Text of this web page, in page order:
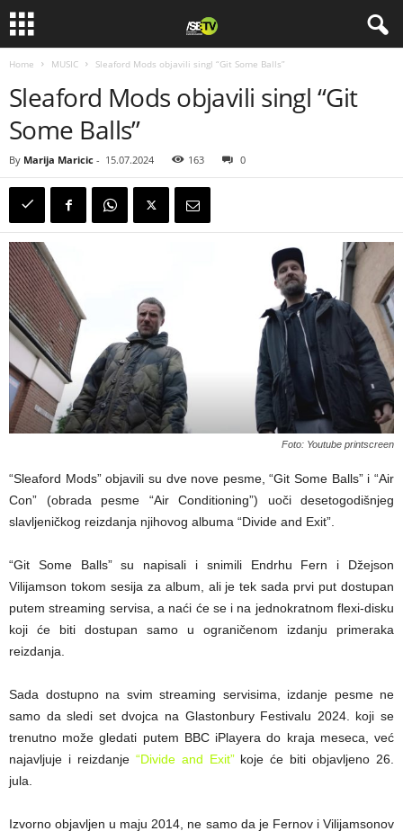
Home MUSIC Sleaford Mods objavili singl “Git Some Balls”
Sleaford Mods objavili singl “Git
Some Balls”
By Marija Maricic - 15.07.2024 163 0
Foto: Youtube printscreen
“Sleaford Mods” objavili su dve nove pesme, “Git Some Balls” i “Air
Con” (obrada pesme “Air Conditioning”) uoči desetogodišnjeg
slavljeničkog reizdanja njihovog albuma “Divide and Exit”.
“Git Some Balls” su napisali i snimili Endrhu Fern i Džejson
Vilijamson tokom sesija za album, ali je tek sada prvi put dostupan
putem streaming servisa, a naći će se i na jednokratnom flexi-disku
koji će biti dostupan samo u ograničenom izdanju primeraka
reizdanja.
Sada dostupno na svim streaming servisima, izdanje pesme ne
samo da sledi set dvojca na Glastonbury Festivalu 2024. koji se
trenutno može gledati putem BBC iPlayera do kraja meseca, već
najavljuje i reizdanje “Divide and Exit”koje će biti objavljeno 26.
jula.
Izvorno objavljen u maju 2014, ne samo da je Fernov i Vilijamsonov